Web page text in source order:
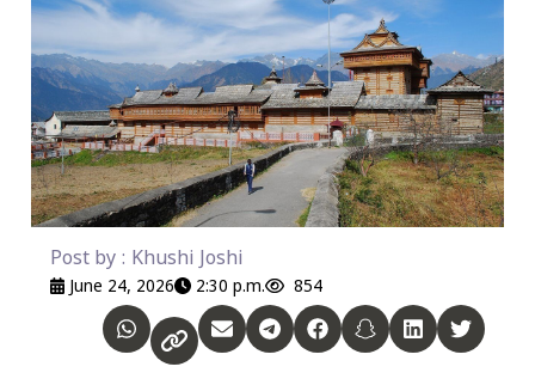
Post by : Khushi Joshi
June 24, 2026 2:30 p.m. 854